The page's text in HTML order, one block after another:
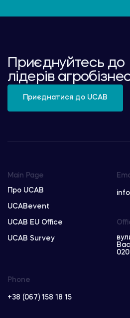
Приєднуйтесь до
лідерів
Приєднатися до UCAB
Main Page
Про UCAB
UCABevent
UCAB EU Office
UCAB Survey
Phone
+38 (067) 158 18 15